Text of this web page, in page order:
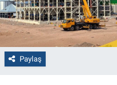
Paylaş
Kütahya
Gezi
Genel